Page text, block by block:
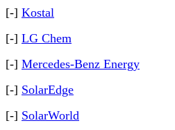
[-] Kostal
[-] LG Chem
[-] Mercedes-Benz Energy
[-] SolarEdge
[-] SolarWorld